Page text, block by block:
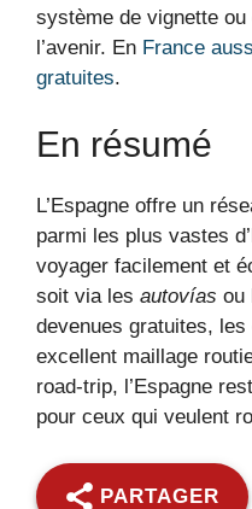
système de vignette
l’avenir. En France
gratuites.
En résumé
L’Espagne offre un
parmi les plus vastes
voyager facilement et
soit via les autovías ou
devenues gratuites, les
excellent maillage
road-trip, l’Espagne
pour ceux qui veulent
PARTAGER